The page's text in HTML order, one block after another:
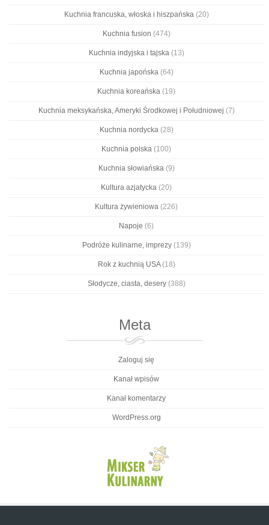
Kuchnia francuska, włoska i hiszpańska(20)
Kuchnia fusion (474)
Kuchnia indyjska i tajska(13)
Kuchnia japońska(64)
Kuchnia koreańska (19)
Kuchnia meksykańska, Ameryki Środkowej i Południowej (7)
Kuchnia nordycka(28)
Kuchnia polska (100)
Kuchnia słowiańska(9)
Kultura azjatycka (20)
Kultura żywieniowa (226)
Napoje (6)
Podróże kulinarne, imprezy(139)
Rok z kuchnią USA(18)
Słodycze, ciasta, desery(388)
Meta
Zaloguj się
Kanał wpisów
Kanał komentarzy
WordPress.org